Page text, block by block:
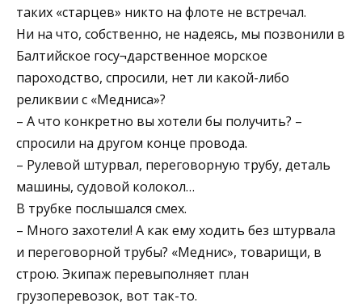
таких «старцев» никто на флоте не встречал.
Ни на что, собственно, не надеясь, мы позвонили в
Балтийское госу¬дарственное морское
пароходство, спросили, нет ли какой-либо
реликвии с «Медниса»?
– А что конкретно вы хотели бы получить? –
спросили на другом конце провода.
– Рулевой штурвал, переговорную трубу, деталь
машины, судовой колокол…
В трубке послышался смех.
– Много захотели! А как ему ходить без штурвала
и переговорной трубы? «Меднис», товарищи, в
строю. Экипаж перевыполняет план
грузоперевозок, вот так-то.